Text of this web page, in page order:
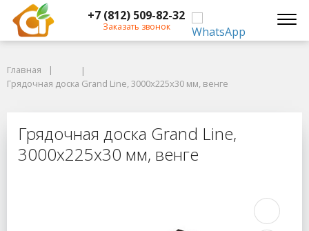
+7 (812) 509-82-32
Заказать звонок
Грядочная доска Grand Line, 3000x225x30 мм, венге
Грядочная доска Grand Line,
Главная
Грядочная доска Grand Line, 3000x225x30 мм, венге
Грядочная доска Grand Line,
3000x225x30 мм, венге